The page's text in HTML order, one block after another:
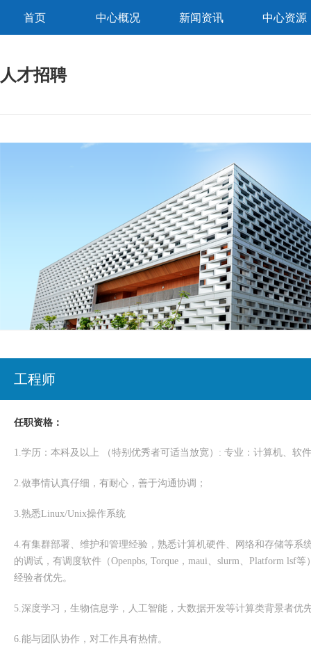
首页 中心概况 新闻资讯 中心资源
人才招聘
工程师
任职资格：
1.学历：本科及以上 （特别优秀者可适当放宽） : 专业：计算机、软
2.做事情认真仔细，有耐心，善于沟通协调；
3.熟悉Linux/Unix操作系统
4.有集群部署、维护和管理经验，熟悉计算机硬件、网络和存储等系
的调试，有调度软件（Openpbs, Torque，maui、slurm、Platform lsf
经验者优先。
5.深度学习，生物信息学，人工智能，大数据开发等计算类背景者优
6.能与团队协作，对工作具有热情。